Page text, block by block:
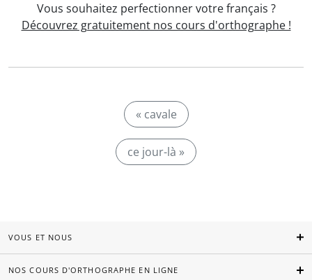
Vous souhaitez perfectionner votre français ?
Découvrez gratuitement nos cours d'orthographe !
« cavale
ce jour-là »
VOUS ET NOUS
NOS COURS D'ORTHOGRAPHE EN LIGNE